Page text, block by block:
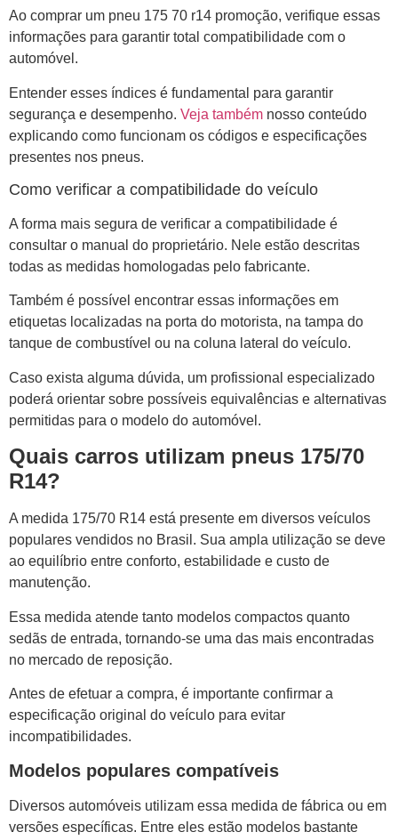
Ao comprar um pneu 175 70 r14 promoção, verifique essas
informações para garantir total compatibilidade com o
automóvel.
Entender esses índices é fundamental para garantir
segurança e desempenho. Veja também nosso conteúdo
explicando como funcionam os códigos e especificações
presentes nos pneus.
Como verificar a compatibilidade do veículo
A forma mais segura de verificar a compatibilidade é
consultar o manual do proprietário. Nele estão descritas
todas as medidas homologadas pelo fabricante.
Também é possível encontrar essas informações em
etiquetas localizadas na porta do motorista, na tampa do
tanque de combustível ou na coluna lateral do veículo.
Caso exista alguma dúvida, um profissional especializado
poderá orientar sobre possíveis equivalências e alternativas
permitidas para o modelo do automóvel.
Quais carros utilizam pneus 175/70
R14?
A medida 175/70 R14 está presente em diversos veículos
populares vendidos no Brasil. Sua ampla utilização se deve
ao equilíbrio entre conforto, estabilidade e custo de
manutenção.
Essa medida atende tanto modelos compactos quanto
sedãs de entrada, tornando-se uma das mais encontradas
no mercado de reposição.
Antes de efetuar a compra, é importante confirmar a
especificação original do veículo para evitar
incompatibilidades.
Modelos populares compatíveis
Diversos automóveis utilizam essa medida de fábrica ou em
versões específicas. Entre eles estão modelos bastante